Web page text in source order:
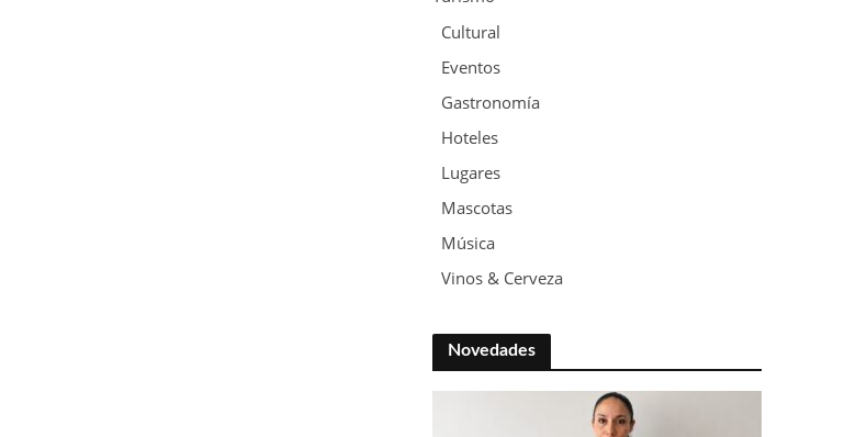
Cultural
Eventos
Gastronomía
Hoteles
Lugares
Mascotas
Música
Vinos & Cerveza
Novedades